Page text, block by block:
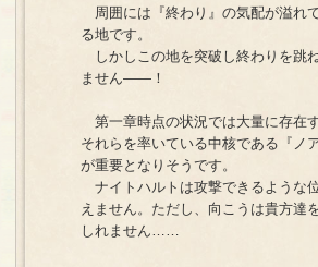
周囲には『終わり』の気配が溢れ
る地です。
しかしこの地を突破し終わりを跳
ません――！
第一章時点の状況では大量に存在
それらを率いている中核である『ノ
が重要となりそうです。
ナイトハルトは攻撃できるような
えません。ただし、向こうは貴方達
しれません……